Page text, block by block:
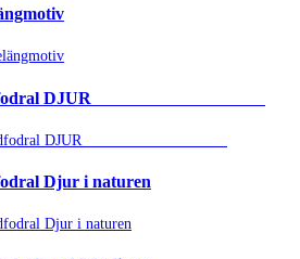
DJUR ⠀⠀⠀⠀⠀⠀⠀⠀⠀⠀⠀⠀⠀
Djur i naturen